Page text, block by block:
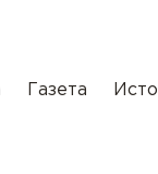
Газета